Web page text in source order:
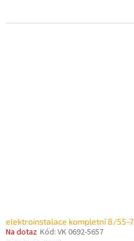
elektroinstalace kompletní 8/55-
Na dotaz Kód: VK 0692-5657